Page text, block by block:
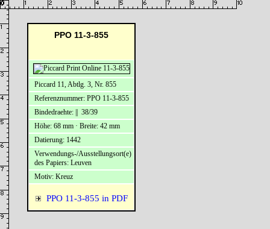
PPO 11-3-855
PPO 11-3-855 in PDF
Piccard 11, Abtlg. 3, Nr. 855
Referenznummer: PPO 11-3-855
Bindedraehte: || 38/39
Höhe: 68 mm · Breite: 42 mm
Datierung: 1442
Verwendungs-/Ausstellungsort(e)
des Papiers: Leuven
Motiv: Kreuz